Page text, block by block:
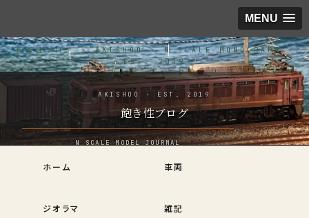
MENU
飽き性ブログ
ホーム 車両
ジオラマ 雑記